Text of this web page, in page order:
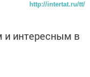
http://intertat.ru/tt/
интересным в